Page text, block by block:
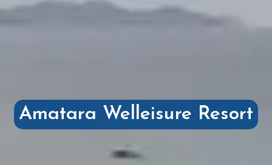
Amatara Welleisure Resort